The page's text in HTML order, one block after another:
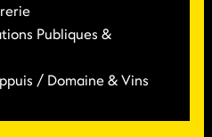
Publiques &
/ Domaine & Vins